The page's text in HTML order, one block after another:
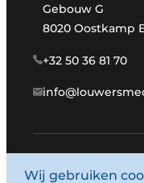
Gebouw G
8020 Oostkamp
+32 50 36 81 70
Wij gebruiken